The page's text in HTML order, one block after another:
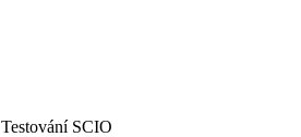
Testování SCIO